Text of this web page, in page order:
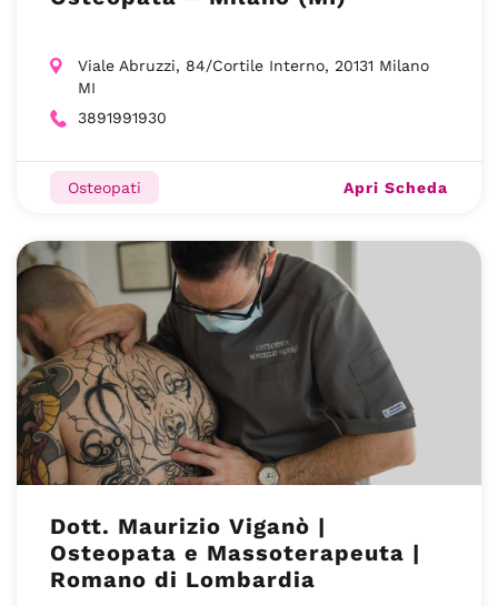
Viale Abruzzi, 84/Cortile Interno, 20131 Milano
MI
3891991930
Osteopati Apri Scheda
Dott. Maurizio Viganò |
Osteopata e Massoterapeuta |
Romano di Lombardia